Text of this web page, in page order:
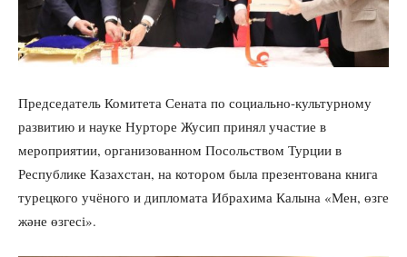
Председатель Комитета Сената по социально-культурному
развитию и науке Нурторе Жусип принял участие в
мероприятии, организованном Посольством Турции в
Республике Казахстан, на котором была презентована книга
турецкого учёного и дипломата Ибрахима Калына «Мен, өзге
және өзгесі».